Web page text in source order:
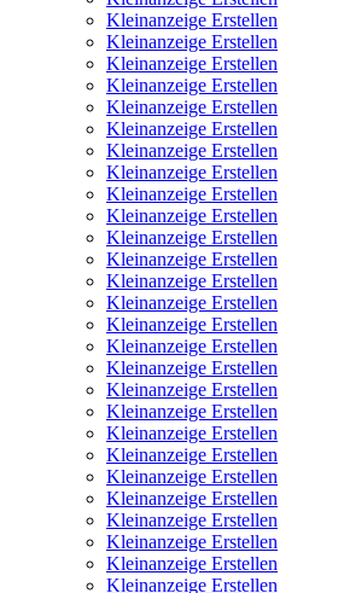
Kleinanzeige Erstellen
Kleinanzeige Erstellen
Kleinanzeige Erstellen
Kleinanzeige Erstellen
Kleinanzeige Erstellen
Kleinanzeige Erstellen
Kleinanzeige Erstellen
Kleinanzeige Erstellen
Kleinanzeige Erstellen
Kleinanzeige Erstellen
Kleinanzeige Erstellen
Kleinanzeige Erstellen
Kleinanzeige Erstellen
Kleinanzeige Erstellen
Kleinanzeige Erstellen
Kleinanzeige Erstellen
Kleinanzeige Erstellen
Kleinanzeige Erstellen
Kleinanzeige Erstellen
Kleinanzeige Erstellen
Kleinanzeige Erstellen
Kleinanzeige Erstellen
Kleinanzeige Erstellen
Kleinanzeige Erstellen
Kleinanzeige Erstellen
Kleinanzeige Erstellen
Kleinanzeige Erstellen